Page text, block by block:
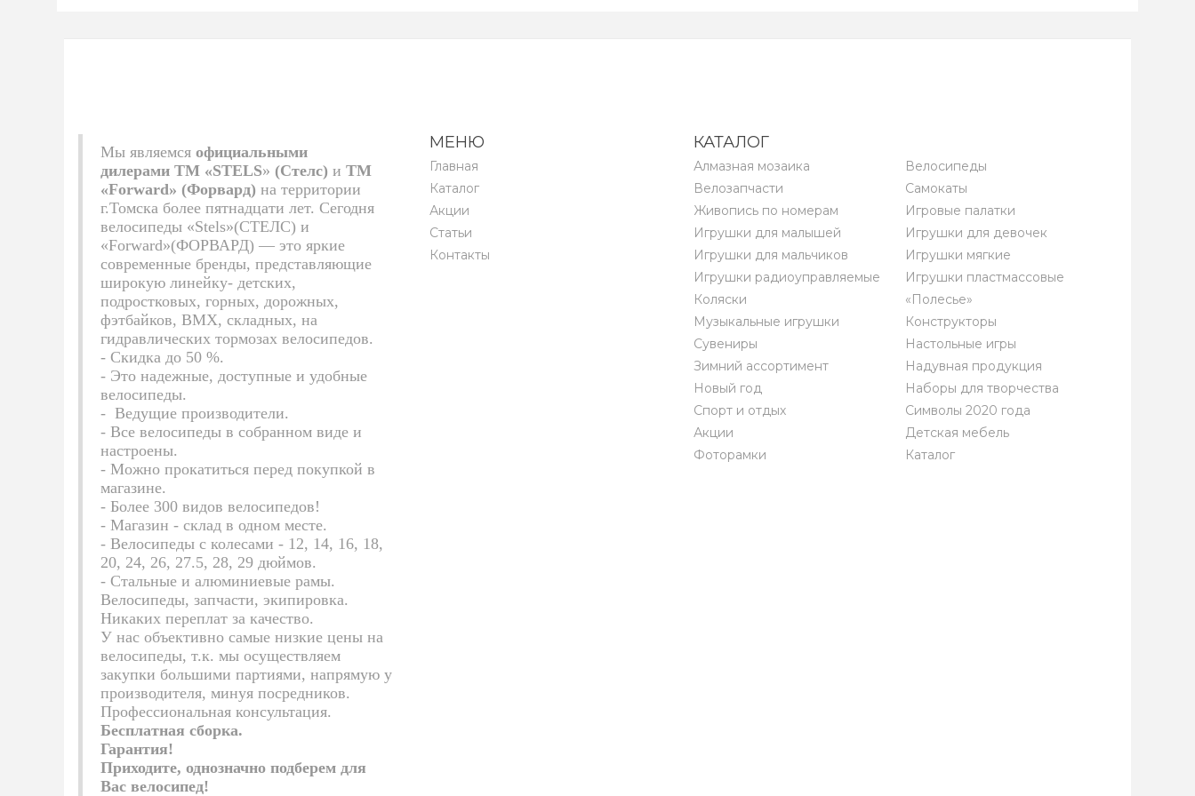
Мы являемся официальными
дилерами ТМ «STELS» (Стелс) и ТМ
«Forward» (Форвард) на территории
г.Томска более пятнадцати лет. Сегодня
велосипеды «Stels»(СТЕЛС) и
«Forward»(ФОРВАРД) — это яркие
современные бренды, представляющие
широкую линейку- детских,
подростковых, горных, дорожных,
фэтбайков, ВМХ, складных, на
гидравлических тормозах велосипедов.
- Скидка до 50 %.
- Это надежные, доступные и удобные
велосипеды.
- Ведущие производители.
- Все велосипеды в собранном виде и
настроены.
- Можно прокатиться перед покупкой в
магазине.
- Более 300 видов велосипедов!
- Магазин - склад в одном месте.
- Велосипеды с колесами - 12, 14, 16, 18,
20, 24, 26, 27.5, 28, 29 дюймов.
- Стальные и алюминиевые рамы.
Велосипеды, запчасти, экипировка.
Никаких переплат за качество.
У нас объективно самые низкие цены на
велосипеды, т.к. мы осуществляем
закупки большими партиями, напрямую у
производителя, минуя посредников.
Профессиональная консультация.
Бесплатная сборка.
Гарантия!
Приходите, однозначно подберем для
Вас велосипед!
МЕНЮ
Главная
Каталог
Акции
Статьи
Контакты
КАТАЛОГ
Алмазная мозаика
Велозапчасти
Живопись по номерам
Игрушки для малышей
Игрушки для мальчиков
Игрушки радиоуправляемые
Коляски
Музыкальные игрушки
Сувениры
Зимний ассортимент
Новый год
Спорт и отдых
Акции
Фоторамки
Велосипеды
Самокаты
Игровые палатки
Игрушки для девочек
Игрушки мягкие
Игрушки пластмассовые
«Полесье»
Конструкторы
Настольные игры
Надувная продукция
Наборы для творчества
Символы 2020 года
Детская мебель
Каталог